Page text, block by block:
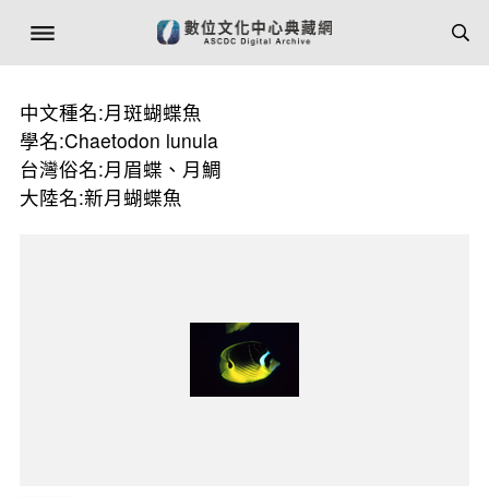
中文種名:月斑蝴蝶魚
學名:Chaetodon lunula
台灣俗名:月眉蝶、月鯛
大陸名:新月蝴蝶魚